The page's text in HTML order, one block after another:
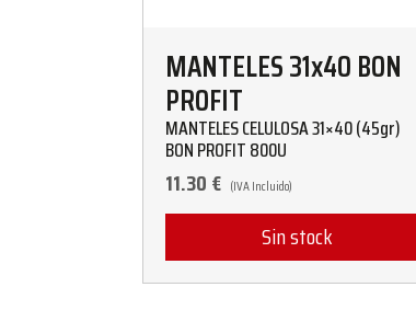
MANTELES 31x40 BON
PROFIT
MANTELES CELULOSA 31×40 (45gr)
BON PROFIT 800U
11.30€ (IVA Incluido)
Sin stock